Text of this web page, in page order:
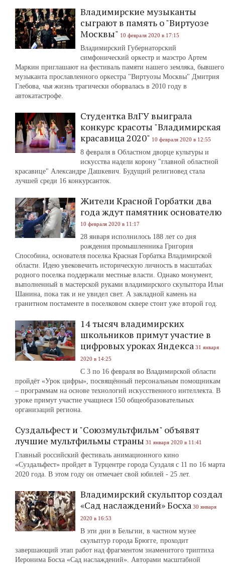
Владимирские музыканты
сыграют в память о "Виртуозе
Москвы" 10 февраля 2020 в 17:15
Владимирский Губернаторский
симфонический оркестр и маэстро Артем
Маркин приглашают на фестиваль памяти нашего земляка, бывшего
музыканта прославленного оркестра "Виртуозы Москвы" Дмитрия
Глебова, чья жизнь трагически оборвалась в 2010 году в
автокатастрофе.
Студентка ВлГУ выиграла
конкурс красоты "Владимирская
красавица 2020" 10 февраля 2020 в 12:55
8 февраля в Областном дворце культуры и
искусства надели корону "главной областной
красавице" Александре Дашкевич. Будущий религиовед стала
лучшей среди 16 конкурсанток.
Жители Красной Горбатки два
года ждут памятник основателю
10 февраля 2020 в 11:17
28 января исполнилось 188 лет со дня
рождения промышленника Григория
Способина, основателя поселка Красная Горбатка Владимирской
области. Идею увековечить историческую личность в масштабах
родного поселка поддержали местные власти. Однако монумент,
выполненный в мастерской руками владимирского скульптора Ильи
Шанина, пока так и не увидел свет. А закладной камень на
гранитном постаменте в поселковом сквере стоит уже второй год.
14 тысяч владимирских
школьников примут участие в
цифровых уроках Яндекса 31 января
2020 в 14:25
С 3 по 16 февраля во Владимирской области
пройдёт «Урок цифры», посвящённый персональным помощникам
– программам на основе технологий искусственного интеллекта. В
уроке примут участие учащиеся 150 общеобразовательных
организаций региона.
Суздальфест и "Союзмультфильм" объявят
лучшие мультфильмы страны 31 января 2020 в 11:41
Главный российский фестиваль анимационного кино
«Суздальфест» пройдет в Турцентре города Суздаля с 11 по 16 марта
2020 года. В этом году он отмечает свой юбилей - 25 лет.
Владимирский скульптор создал
«Сад наслаждений» Босха 30 января
2020 в 16:53
В эти дни в Бельгии, в частном музее
скульптур города Брюгге, проходит
завершающий этап работ над фрагментом знаменитого триптиха
Иеронима Босха «Сад наслаждений». Авторами масштабной